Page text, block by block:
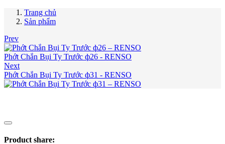
Trang chủ
Sản phẩm
Prev
Phớt Chắn Bụi Ty Trước ф26 - RENSO
Next
Phớt Chắn Bụi Ty Trước ф31 - RENSO
Product share: